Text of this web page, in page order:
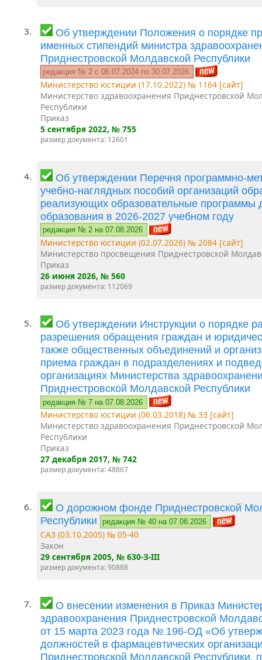
3.
Об утверждении Положения о порядке
именных стипендий министра
Приднестровской Молдавской Республики
редакция № 2 c 06.07.2024 по 30.07.2026
Министерство юстиции (17.10.2022) № 1164 [сайт]
Министерство здравоохранения Приднестровской
Республики
Приказ
5 сентября 2022, № 755
размер документа: 12601
4.
Об утверждении Перечня программно-
учебно-наглядных пособий организаций
реализующих образовательные программы
образования в 2026-2027 учебном году
редакция № 2 на 07.08.2026
Министерство юстиции (02.07.2026) № 2084 [сайт]
Министерство просвещения Приднестровской
Приказ
26 июня 2026, № 560
размер документа: 112069
5.
Об утверждении Инструкции о порядке
разрешения обращения граждан и
также общественных объединений и
приема граждан в подразделениях и
организациях Министерства
Приднестровской Молдавской Республики
редакция № 7 на 07.08.2026
Министерство юстиции (06.03.2018) № 33 [сайт]
Министерство здравоохранения Приднестровской
Республики
Приказ
27 декабря 2017, № 742
размер документа: 48867
6.
О дорожном фонде Приднестровской
Республики
редакция № 40 на 07.08.2026
САЗ (03.10.2005) № 05-40
Закон
29 сентября 2005, № 630-З-III
размер документа: 90888
7.
О внесении изменения в Приказ
здравоохранения Приднестровской
от 15 марта 2023 года № 196-ОД «Об
должностей в фармацевтических
Приднестровской Молдавской Республики,